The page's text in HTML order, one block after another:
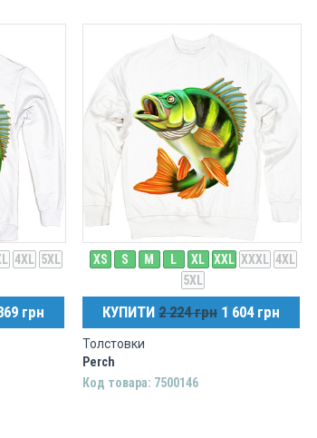
4XL 5XL
грн
XS S M L XL XXL XXXL 4XL
5XL
КУПИТИ 2 224 грн 1 604 грн
Толстовки
Perch
Код товара: 7500146